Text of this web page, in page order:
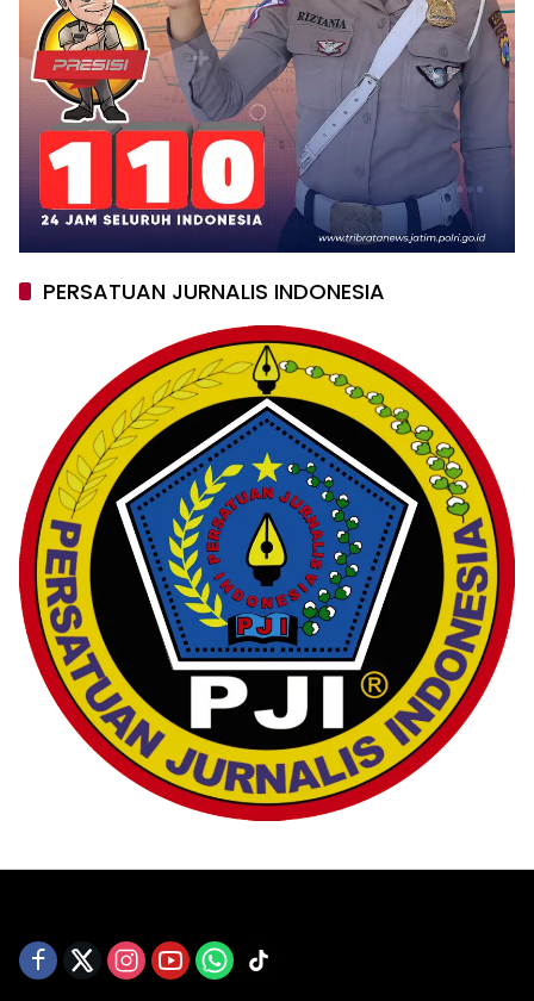
PERSATUAN JURNALIS INDONESIA